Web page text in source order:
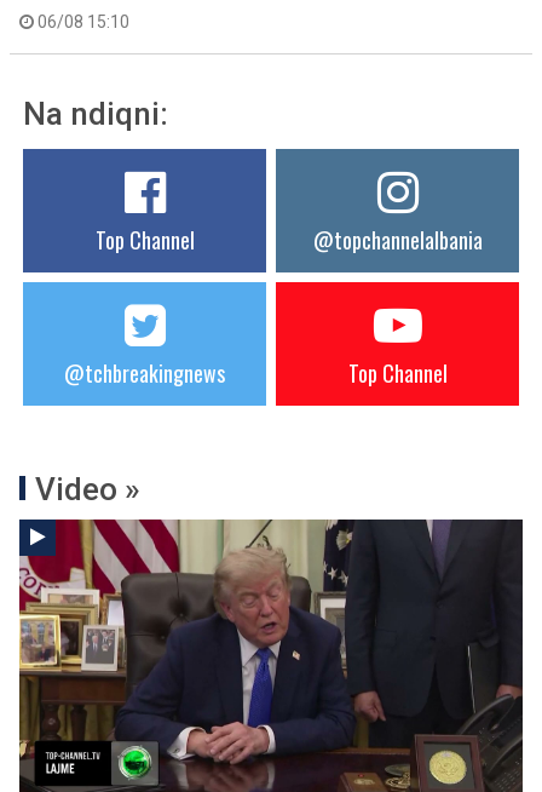
06/08 15:10
Na ndiqni:
Top Channel @topchannelalbania
@tchbreakingnews Top Channel
Video »